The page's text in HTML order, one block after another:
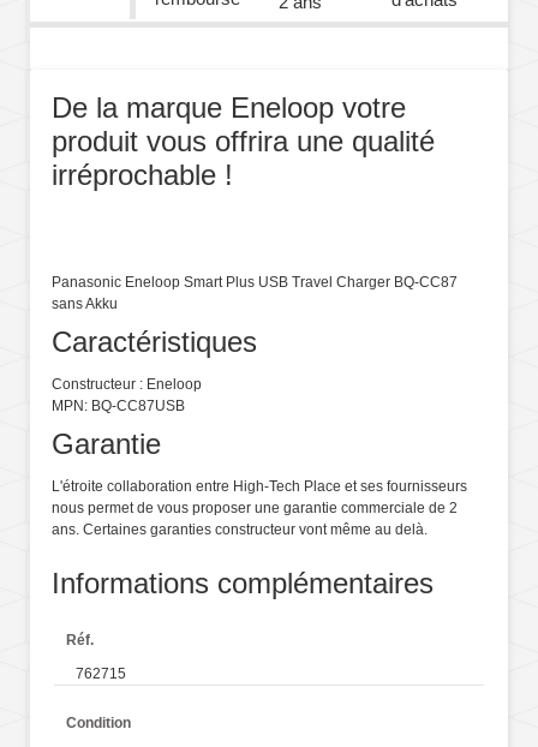
De la marque Eneloop votre
produit vous offrira une qualité
irréprochable !
Panasonic Eneloop Smart Plus USB Travel Charger BQ-CC87
sans Akku
Caractéristiques
Constructeur : Eneloop
MPN: BQ-CC87USB
Garantie
L'étroite collaboration entre High-Tech Place et ses fournisseurs
nous permet de vous proposer une garantie commerciale de 2
ans. Certaines garanties constructeur vont même au delà.
Informations complémentaires
Réf.
762715
Condition